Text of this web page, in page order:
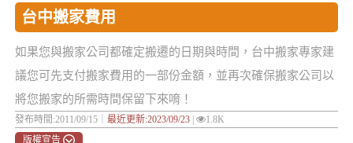
台中搬家費用
如果您與搬家公司都確定搬遷的日期與時間，台中搬家專家建
議您可先支付搬家費用的一部份金額，並再次確保搬家公司以
將您搬家的所需時間保留下來唷！
發布時間:2011/09/15｜ 最近更新:2023/09/23|
1.8K
版權宣告